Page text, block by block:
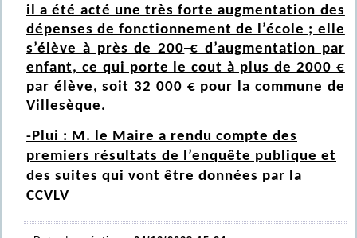
il a été acté une très forte augmentation des
dépenses de fonctionnement de l’école ; elle
s’élève à près de 200 € d’augmentation par
enfant, ce qui porte le cout à plus de 2000 €
par élève, soit 32 000 € pour la commune de
Villesèque.
-Plui : M. le Maire a rendu compte des
premiers résultats de l’enquête publique et
des suites qui vont être données par la
CCVLV